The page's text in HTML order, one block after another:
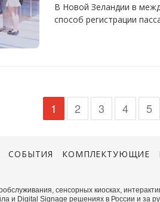
В Новой Зеландии в
способ регистрации
1 2 3 4 5
СОБЫТИЯ КОМПЛЕКТУЮЩИЕ
сенсорных киосках,
и Digital Signage решениях в России и за